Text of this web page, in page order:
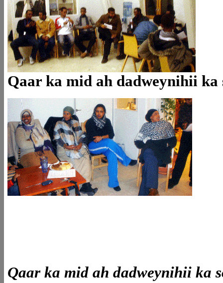
Qaar ka mid ah dadweynihii ka
Qaar ka mid ah dadweynihii ka